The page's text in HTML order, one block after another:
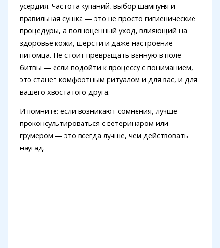
усердия. Частота купаний, выбор шампуня и
правильная сушка — это не просто гигиенические
процедуры, а полноценный уход, влияющий на
здоровье кожи, шерсти и даже настроение
питомца. Не стоит превращать ванную в поле
битвы — если подойти к процессу с пониманием,
это станет комфортным ритуалом и для вас, и для
вашего хвостатого друга.
И помните: если возникают сомнения, лучше
проконсультироваться с ветеринаром или
грумером — это всегда лучше, чем действовать
наугад.